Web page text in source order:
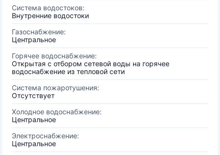
Система водостоков:
Внутренние водостоки
Газоснабжение:
Центральное
Горячее водоснабжение:
Открытая с отбором сетевой воды на горячее
водоснабжение из тепловой сети
Система пожаротушения:
Отсутствует
Холодное водоснабжение:
Центральное
Электроснабжение:
Центральное